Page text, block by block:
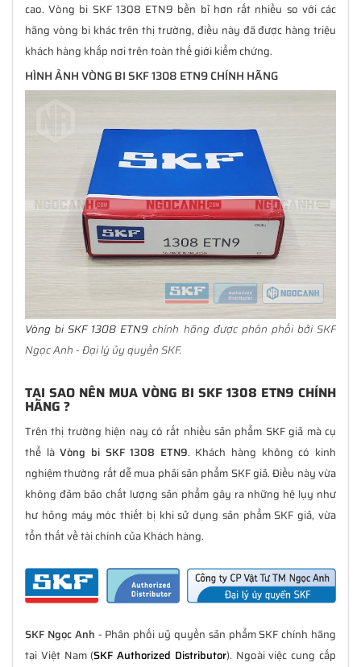
cao. Vòng bi SKF 1308 ETN9 bền bỉ hơn rất nhiều so với các
hãng vòng bi khác trên thị trường, điều này đã được hàng triệu
khách hàng khắp nơi trên toàn thế giới kiểm chứng.
HÌNH ẢNH VÒNG BI SKF 1308 ETN9 CHÍNH HÃNG
Vòng bi SKF 1308 ETN9 chính hãng được phân phối bởi SKF
Ngọc Anh - Đại lý ủy quyền SKF.
TẠI SAO NÊN MUA VÒNG BI SKF 1308 ETN9 CHÍNH
HÃNG ?
Trên thị trường hiện nay có rất nhiều sản phẩm SKF giả mà cụ
thể làVòng bi SKF 1308 ETN9. Khách hàng không có kinh
nghiệm thường rất dễ mua phải sản phẩm SKF giả. Điều này vừa
không đảm bảo chất lượng sản phẩm gây ra những hệ lụy như
hư hỏng máy móc thiết bị khi sử dụng sản phẩm SKF giả, vừa
tổn thất về tài chính của Khách hàng.
SKF Ngọc Anh - Phân phối uỷ quyền sản phẩm SKF chính hãng
tại Việt Nam (SKF Authorized Distributor). Ngoài việc cung cấp